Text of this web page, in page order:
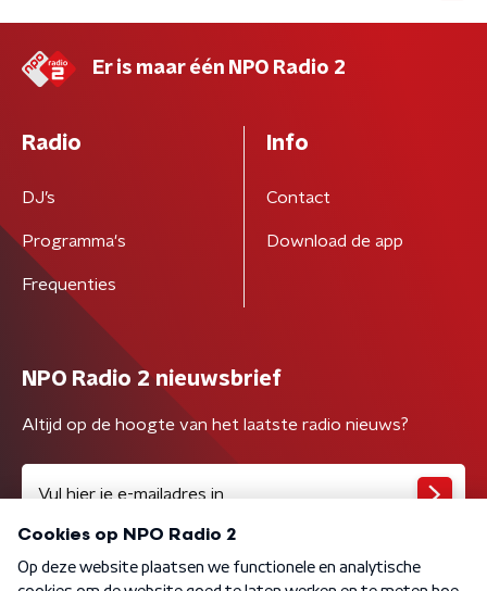
Er is maar één NPO Radio 2
Radio
DJ’s
Programma's
Frequenties
Info
Contact
Download de app
NPO Radio 2 nieuwsbrief
Altijd op de hoogte van het laatste radio nieuws?